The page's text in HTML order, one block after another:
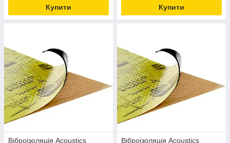
Купити Купити
Віброізоляція Acoustics
Віброізоляція Acoustics